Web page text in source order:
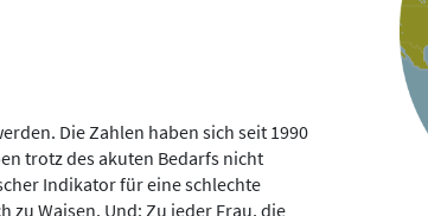
Die Zahlen haben sich seit 1990
trotz des akuten Bedarfs nicht
Indikator für eine schlechte
Waisen. Und: Zu jeder Frau, die